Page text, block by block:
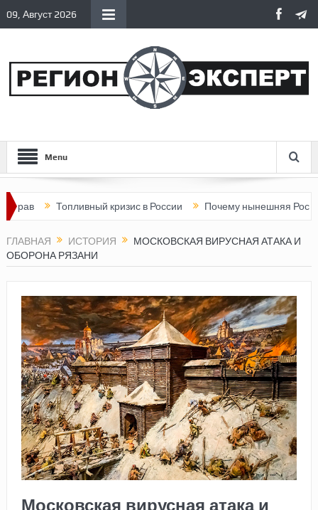
09, Август 2026
Menu
Топливный кризис в России Почему нынешняя Россия
ГЛАВНАЯ ИСТОРИЯ
МОСКОВСКАЯ ВИРУСНАЯ АТАКА И
ОБОРОНА РЯЗАНИ
Московская вирусная атака и